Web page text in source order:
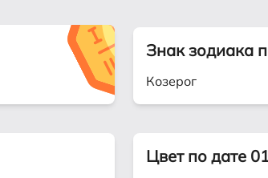
Знак зодиака
Козерог
Цвет по дате